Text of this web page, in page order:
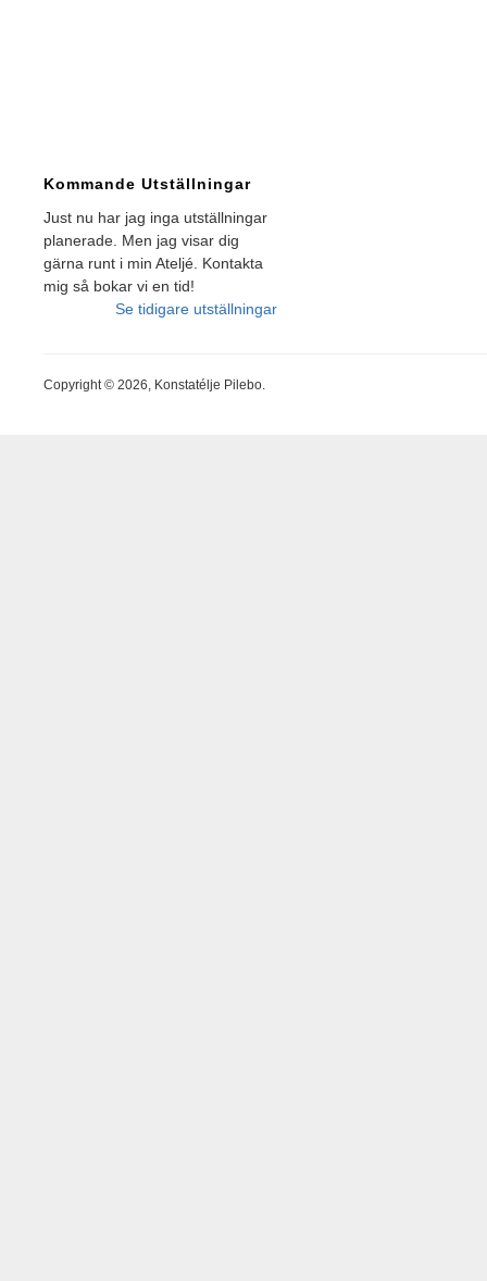
Kommande Utställningar
Just nu har jag inga utställningar
planerade. Men jag visar dig
gärna runt i min Ateljé. Kontakta
mig så bokar vi en tid!
Se tidigare utställningar
Copyright © 2026, Konstatélje Pilebo.